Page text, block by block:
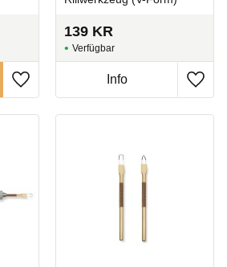
Zu Favoriten hinzufügen
139 KR
Zu